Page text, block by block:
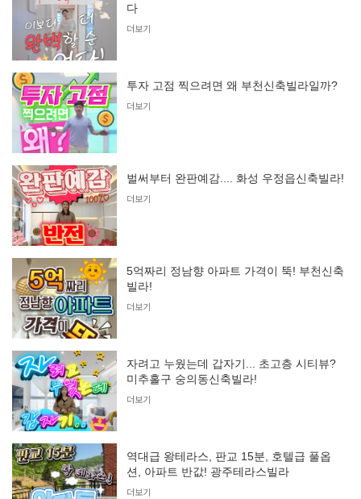
다
더보기
투자 고점 찍으려면 왜 부천신축빌라일까?
더보기
벌써부터 완판예감.... 화성 우정읍신축빌라!
더보기
5억짜리 정남향 아파트 가격이 뚝! 부천신축
빌라!
더보기
자려고 누웠는데 갑자기... 초고층 시티뷰?
미추홀구 숭의동신축빌라!
더보기
역대급 왕테라스, 판교 15분, 호텔급 풀옵
션, 아파트 반값! 광주테라스빌라
더보기